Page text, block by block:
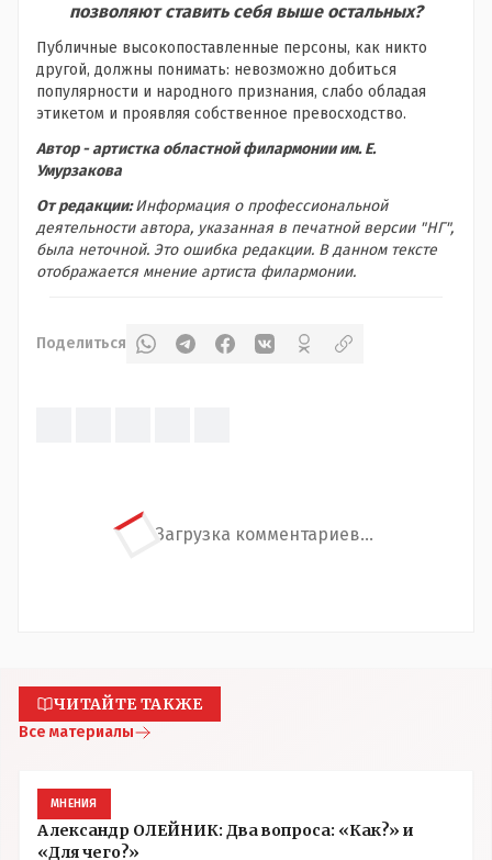
позволяют ставить себя выше остальных?
Публичные высокопоставленные персоны, как никто
другой, должны понимать: невозможно добиться
популярности и народного признания, слабо обладая
этикетом и проявляя собственное превосходство.
Автор - артистка областной филармонии им. Е.
Умурзакова
От редакции:Информация о профессиональной
деятельности автора, указанная в печатной версии "НГ",
была неточной. Это ошибка редакции. В данном тексте
отображается мнение артиста филармонии.
Поделиться
Загрузка комментариев...
ЧИТАЙТЕ ТАКЖЕ
Все материалы
МНЕНИЯ
Александр ОЛЕЙНИК: Два вопроса: «Как?» и
«Для чего?»